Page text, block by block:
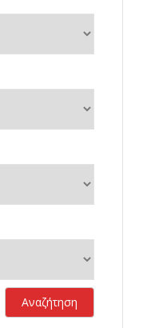
Αναζήτηση